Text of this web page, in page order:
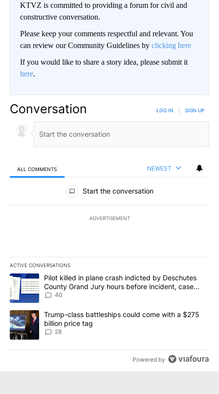
KTVZ is committed to providing a forum for civil and
constructive conversation.
Please keep your comments respectful and relevant. You
can review our Community Guidelines by clicking here
If you would like to share a story idea, please submit it
here.
Conversation LOG IN SIGN UP
ALL COMMENTS NEWEST
All Comments
Start the conversation
ADVERTISEMENT
ACTIVE CONVERSATIONS
The following is a list of the most commented articles in the last
A trending article titled "Pilot killed in plane crash indicted by
Pilot killed in plane crash indicted by Deschutes
County Grand Jury hours before incident, case
dismissed following death
40
A trending article titled "Trump-class battleships could come
Trump-class battleships could come with a $275
billion price tag
28
Powered by